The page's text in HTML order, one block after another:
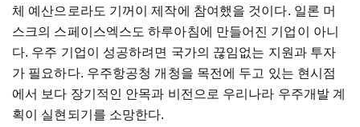
체 예산으로라도 기꺼이 제작에 참여했을 것이다. 일론 머
스크의 스페이스엑스도 하루아침에 만들어진 기업이 아니
다. 우주 기업이 성공하려면 국가의 끊임없는 지원과 투자
가 필요하다. 우주항공청 개청을 목전에 두고 있는 현시점
에서 보다 장기적인 안목과 비전으로 우리나라 우주개발 계
획이 실현되기를 소망한다.